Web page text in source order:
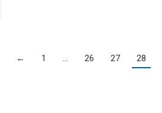
← 1 … 26 27 28